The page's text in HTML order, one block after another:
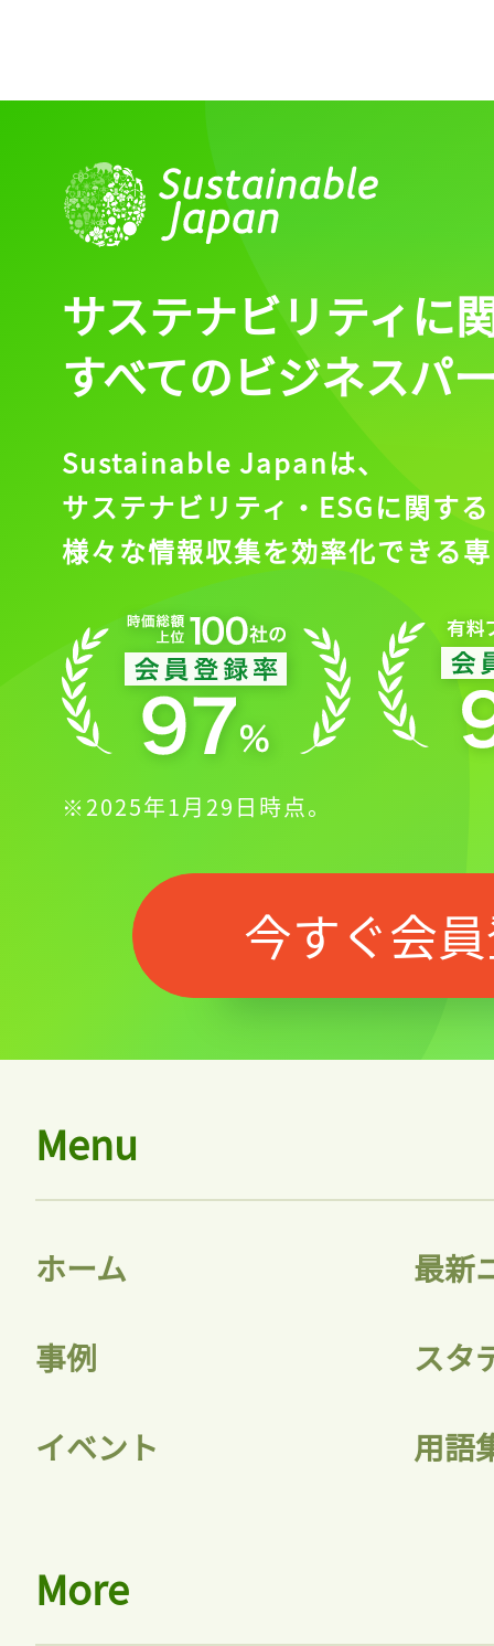
記事をお気に入りに
ログインが必
サステナビリティに
すべてのビジネスパ
Sustainable Japanは、
サステナビリティ・ESGに関する
様々な情報収集を効率化できる
※2025年1月29日時点。
今すぐ会
Menu
ホーム 最新
事例 スタ
イベント 用語
More